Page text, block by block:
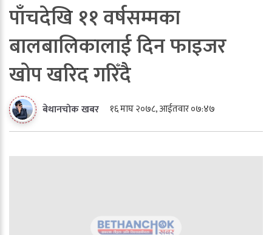
पाँचदेखि ११ वर्षसम्मका
बालबालिकालाई दिन फाइजर
खोप खरिद गरिँदै
बेथानचोक खबर १६ माघ २०७८, आईतवार ०७:४७